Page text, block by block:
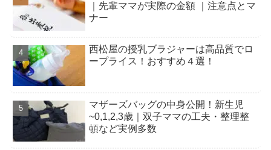
｜先輩ママが実際の金額 ｜注意点とマ
ナー
西松屋の授乳ブラジャーは高品質でロ
ープライス！おすすめ４選！
マザーズバッグの中身公開！新生児
~0,1,2,3歳｜双子ママの工夫・整理整
頓など実例多数